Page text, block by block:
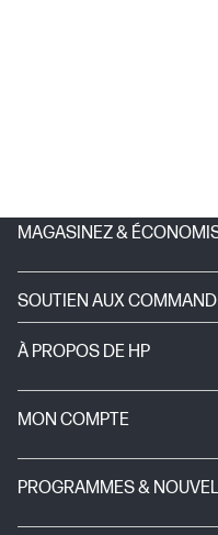
MAGASINEZ &
SOUTIEN AUX
À PROPOS DE HP
MON COMPTE
PROGRAMMES &